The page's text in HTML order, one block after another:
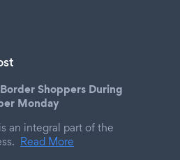
Shoppers During
Monday
an integral part of the
Read More